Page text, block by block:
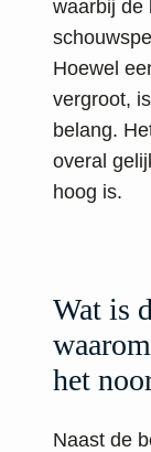
waarbij de
Hoewel
vergroot,
belang.
overal
hoog is.
Wat is
het
Naast de